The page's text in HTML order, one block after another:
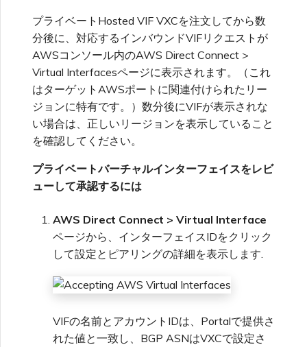
プライベートHosted VIF VXCを注文してから数
分後に、対応するインバウンドVIFリクエストが
AWSコンソール内のAWS Direct Connect >
Virtual Interfacesページに表示されます。（これ
はターゲットAWSポートに関連付けられたリー
ジョンに特有です。）数分後にVIFが表示されな
い場合は、正しいリージョンを表示していること
を確認してください。
プライベートバーチャルインターフェイスをレビ
ューして承認するには
AWS Direct Connect > Virtual Interface
ページから、インターフェイスIDをクリック
して設定とピアリングの詳細を表示します.
VIFの名前とアカウントIDは、Portalで提供さ
れた値と一致し、BGP ASNはVXCで設定さ